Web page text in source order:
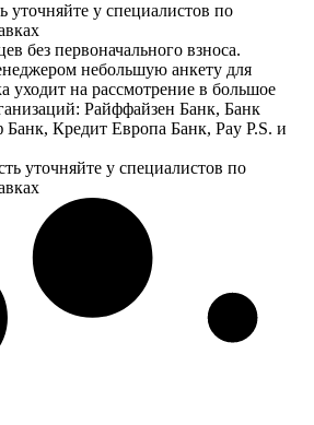
уточняйте у специалистов по
без первоначального взноса.
небольшую анкету для
уходит на рассмотрение в большое
Райффайзен Банк, Банк
Кредит Европа Банк, Pay P.S. и
уточняйте у специалистов по